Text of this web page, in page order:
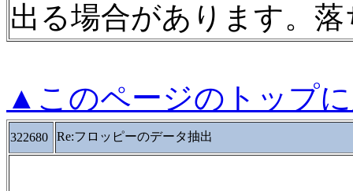
出る場合があります。
▲このページのトップ
322680 Re:フロッピーのデータ抽出